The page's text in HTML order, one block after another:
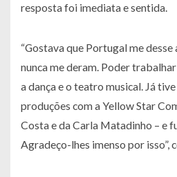
resposta foi imediata e sentida.
“Gostava que Portugal me
nunca me deram. Poder
a dança e o teatro musical. Já
produções com a Yellow Star
Costa e da Carla Matadinho – e
Agradeço-lhes imenso por isso”,